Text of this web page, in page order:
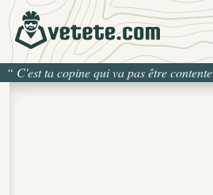
“ C'est ta copine qui va pas être contente